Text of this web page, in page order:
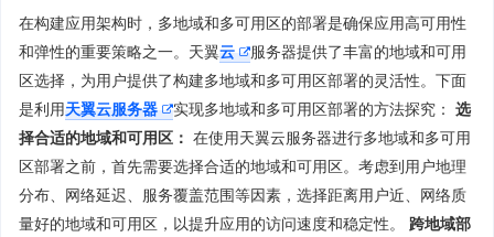
在构建应用架构时，多地域和多可用区的部署是确保应用高可用性
和弹性的重要策略之一。天翼云
服务器提供了丰富的地域和可用
区选择，为用户提供了构建多地域和多可用区部署的灵活性。下面
是利用天翼云服务器 实现多地域和多可用区部署的方法探究： 选
择合适的地域和可用区： 在使用天翼云服务器进行多地域和多可用
区部署之前，首先需要选择合适的地域和可用区。考虑到用户地理
分布、网络延迟、服务覆盖范围等因素，选择距离用户近、网络质
量好的地域和可用区，以提升应用的访问速度和稳定性。 跨地域部